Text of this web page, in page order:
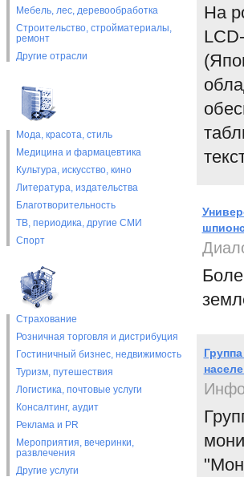
Мебель, лес, деревообработка
Строительство, стройматериалы,
ремонт
Другие отрасли
Мода, красота, стиль
Медицина и фармацевтика
Культура, искусство, кино
Литература, издательства
Благотворительность
ТВ, периодика, другие СМИ
Спорт
Страхование
Розничная торговля и дистрибуция
Гостиничный бизнес, недвижимость
Туризм, путешествия
Логистика, почтовые услуги
Консалтинг, аудит
Реклама и PR
Мероприятия, вечеринки,
развлечения
Другие услуги
На